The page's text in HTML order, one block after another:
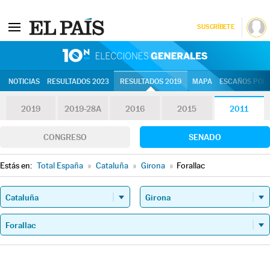
SUSCRÍBETE
NOTICIAS RESULTADOS 2023 RESULTADOS 2019 MAPA ESCAÑOS
2019 2019-28A 2016 2015 2011
CONGRESO SENADO
Estás en: Total España » Cataluña » Girona » Forallac